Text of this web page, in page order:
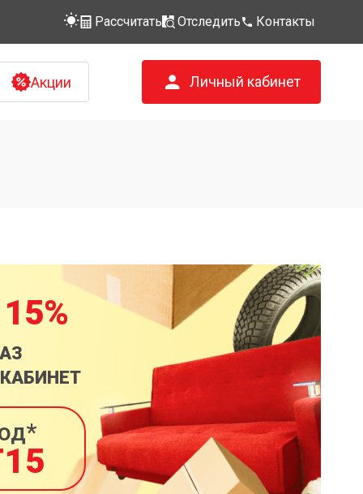
Рассчитать Отследить Контакты
Акции Личный кабинет